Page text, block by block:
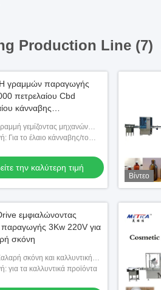
Production Line (7)
γραμμών παραγωγής
πετρελαίου Cbd
κάνναβης
γεμίζοντας μηχανών
ελαίου Cbd
Για το έλαιο κάνναβης/το
υγειονομικής
την καλύτερη τιμή
Βίντεο
εμφιαλώνοντας
3Kw 220V για
σκόνη
σκόνη και καλλυντική
μηχανών σκονών
για τα καλλυντικά προϊόντα